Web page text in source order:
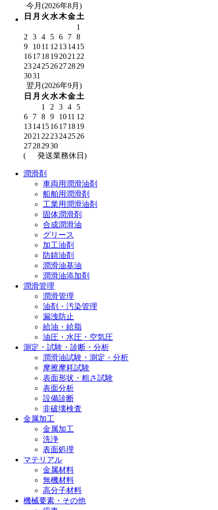
今月(2026年8月)
日 月 火 水木金土
1
2
3 4 5 6 7 8
9
1011 12 131415
161718192021 22
23242526272829
3031
翌月(2026年9月)
日 月 火 水木金土
1
2 3 4
5
6
7 8 9 1011 12
13141516171819
2021 22 23242526
27282930
(
発送業務休日)
潤滑剤
車両用潤滑油剤
船舶用潤滑剤
工業用潤滑油剤
固体潤滑剤
合成潤滑油
グリース
加工油剤
防錆油剤
潤滑油基油
潤滑油添加剤
潤滑管理
潤滑管理
油剤・汚染管理
漏洩防止
給油・給脂
油圧・水圧・空気圧
測定・試験・診断・分析
潤滑油試験・測定・分析
摩擦摩耗試験
表面形状・粗さ試験
表面分析
設備診断
非破壊検査
金属加工
金属加工
洗浄
表面処理
マテリアル
金属材料
無機材料
高分子材料
機械要素・その他